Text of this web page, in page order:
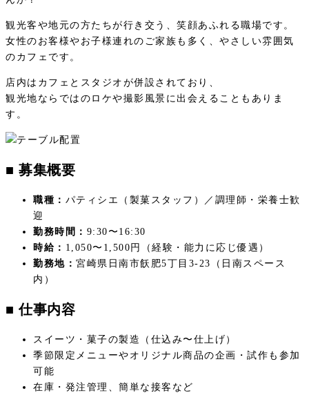
観光客や地元の方たちが行き交う、笑顔あふれる職場です。
女性のお客様やお子様連れのご家族も多く、やさしい雰囲気
のカフェです。
店内はカフェとスタジオが併設されており、
観光地ならではのロケや撮影風景に出会えることもありま
す。
■ 募集概要
職種： パティシエ（製菓スタッフ）／調理師・栄養士歓
迎
勤務時間： 9:30〜16:30
時給： 1,050〜1,500円（経験・能力に応じ優遇）
勤務地： 宮崎県日南市飫肥5丁目3-23（日南スペース
内）
■ 仕事内容
スイーツ・菓子の製造（仕込み〜仕上げ）
季節限定メニューやオリジナル商品の企画・試作も参加
可能
在庫・発注管理、簡単な接客など